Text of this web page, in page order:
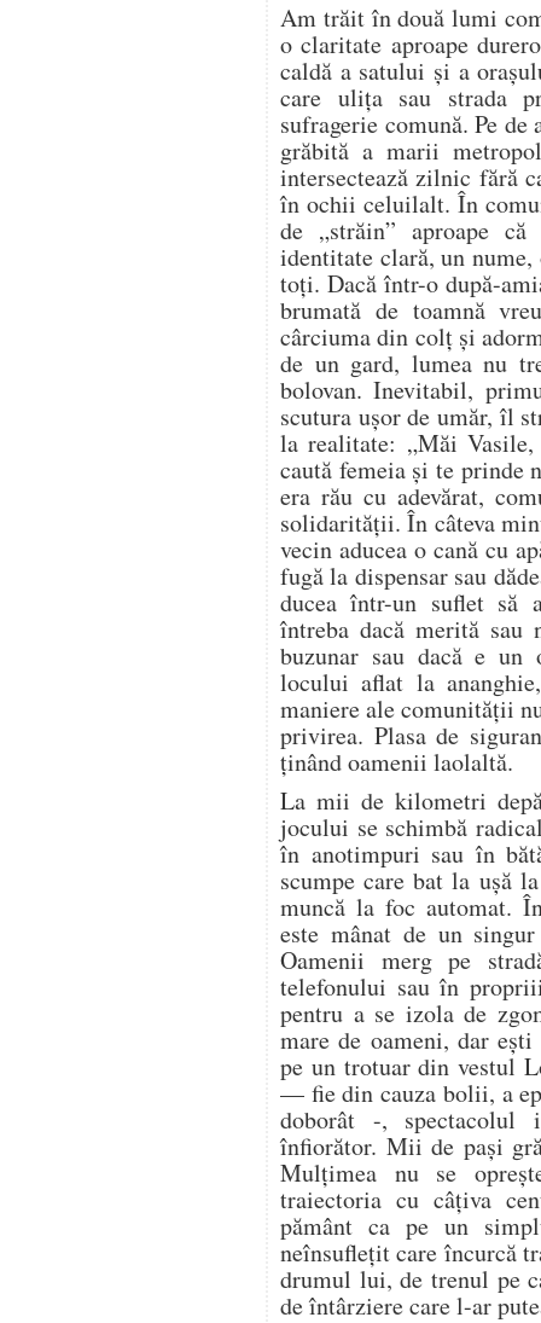
Am trăit în două lumi
o claritate aproape
caldă a satului și a
care ulița sau strada
sufragerie comună. Pe
grăbită a marii
intersectează zilnic fără
în ochii celuilalt. În
de „străin” aproape
identitate clară, un
toți. Dacă într-o după-
brumată de toamnă
cârciuma din colț și
de un gard, lumea nu
bolovan. Inevitabil,
scutura ușor de umăr, îl
la realitate: „Măi
caută femeia și te prinde
era rău cu adevărat,
solidarității. În câteva
vecin aducea o cană cu
fugă la dispensar sau
ducea într-un suflet să
întreba dacă merită
buzunar sau dacă e
locului aflat la
maniere ale comunității
privirea. Plasa de
ținând oamenii laolaltă.
La mii de kilometri
jocului se schimbă
în anotimpuri sau în
scumpe care bat la ușă
muncă la foc automat.
este mânat de un
Oamenii merg pe
telefonului sau în
pentru a se izola de
mare de oameni, dar
pe un trotuar din vestul
— fie din cauza bolii, a
doborât -, spectacolul
înfiorător. Mii de pași
Mulțimea nu se
traiectoria cu câțiva
pământ ca pe un
neînsuflețit care încurcă
drumul lui, de trenul pe
de întârziere care l-ar